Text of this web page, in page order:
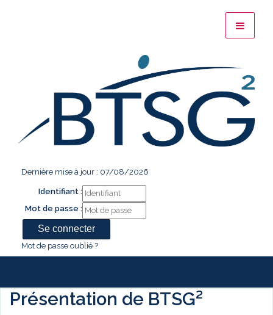
Dernière mise à jour : 07/08/2026
Identifiant :
Mot de passe :
Mot de passe oublié ?
Présentation de BTSG²